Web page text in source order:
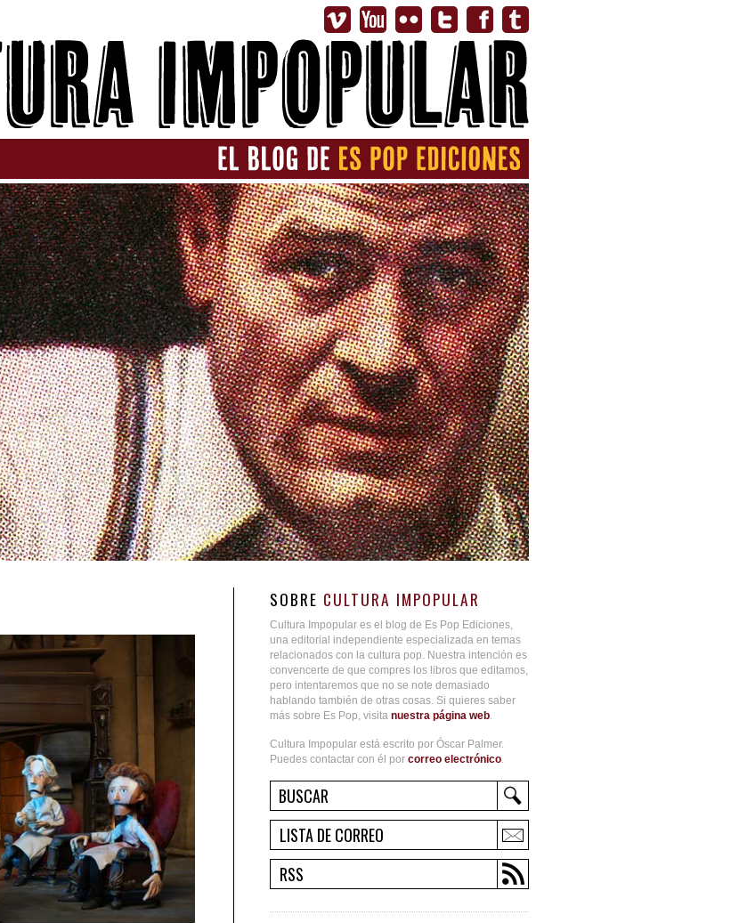
SOBRE CULTURA IMPOPULAR
Cultura Impopular es el blog de Es Pop Ediciones,
una editorial independiente especializada en temas
relacionados con la cultura pop. Nuestra intención es
convencerte de que compres los libros que editamos,
pero intentaremos que no se note demasiado
hablando también de otras cosas. Si quieres saber
más sobre Es Pop, visita nuestra página web
Cultura Impopular está escrito por Óscar Palmer.
Puedes contactar con él por correo electrónico
LISTA DE CORREO
RSS